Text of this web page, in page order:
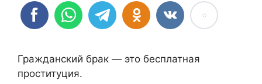
Гражданский брак — это бесплатная
проституция.